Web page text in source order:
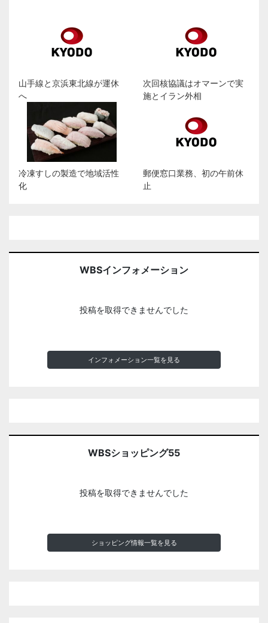
山手線と京浜東北線が運休
へ
次回核協議はオマーンで実
施とイラン外相
冷凍すしの製造で地域活性
化
郵便窓口業務、初の午前休
止
WBSインフォメーション
投稿を取得できませんでした
インフォメーション一覧を見る
WBSショッピング55
投稿を取得できませんでした
ショッピング情報一覧を見る